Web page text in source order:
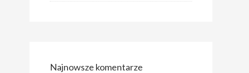
Najnowsze komentarze